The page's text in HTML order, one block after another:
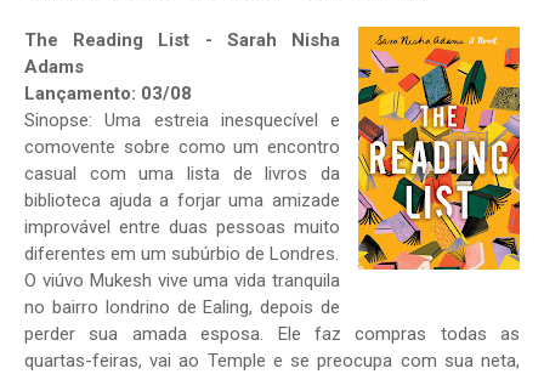
The Reading List - Sarah Nisha
Adams
Lançamento: 03/08
Sinopse: Uma estreia inesquecível e
comovente sobre como um encontro
casual com uma lista de livros da
biblioteca ajuda a forjar uma amizade
improvável entre duas pessoas muito
diferentes em um subúrbio de Londres.
O viúvo Mukesh vive uma vida tranquila
no bairro londrino de Ealing, depois de
perder sua amada esposa. Ele faz compras todas as
quartas-feiras, vai ao Temple e se preocupa com sua neta,